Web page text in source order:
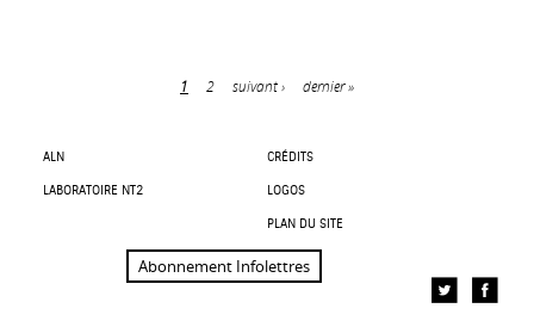
1 2 suivant › dernier »
ALN
LABORATOIRE NT2
CRÉDITS
LOGOS
PLAN DU SITE
Abonnement Infolettres